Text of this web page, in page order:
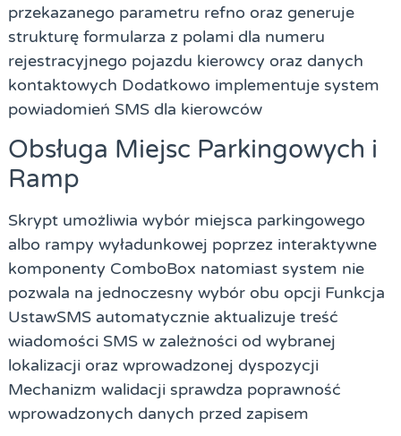
przekazanego parametru refno oraz generuje
strukturę formularza z polami dla numeru
rejestracyjnego pojazdu kierowcy oraz danych
kontaktowych Dodatkowo implementuje system
powiadomień SMS dla kierowców
Obsługa Miejsc Parkingowych i
Ramp
Skrypt umożliwia wybór miejsca parkingowego
albo rampy wyładunkowej poprzez interaktywne
komponenty ComboBox natomiast system nie
pozwala na jednoczesny wybór obu opcji Funkcja
UstawSMS automatycznie aktualizuje treść
wiadomości SMS w zależności od wybranej
lokalizacji oraz wprowadzonej dyspozycji
Mechanizm walidacji sprawdza poprawność
wprowadzonych danych przed zapisem